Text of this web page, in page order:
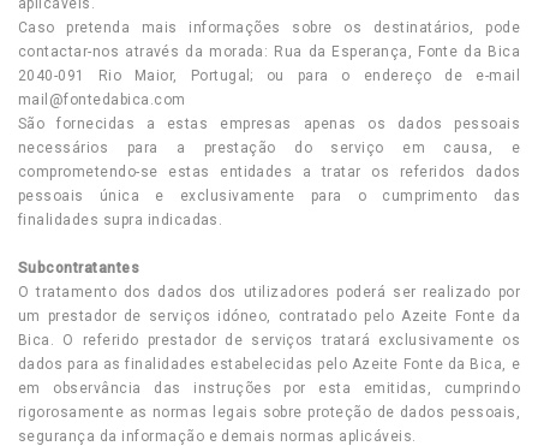
aplicáveis.
Caso pretenda mais informações sobre os destinatários, pode
contactar-nos através da morada: Rua da Esperança, Fonte da Bica
2040-091 Rio Maior, Portugal; ou para o endereço de e-mail
mail@fontedabica.com
São fornecidas a estas empresas apenas os dados pessoais
necessários para a prestação do serviço em causa, e
comprometendo-se estas entidades a tratar os referidos dados
pessoais única e exclusivamente para o cumprimento das
finalidades supra indicadas.
Subcontratantes
O tratamento dos dados dos utilizadores poderá ser realizado por
um prestador de serviços idóneo, contratado pelo Azeite Fonte da
Bica. O referido prestador de serviços tratará exclusivamente os
dados para as finalidades estabelecidas pelo Azeite Fonte da Bica, e
em observância das instruções por esta emitidas, cumprindo
rigorosamente as normas legais sobre proteção de dados pessoais,
segurança da informação e demais normas aplicáveis.